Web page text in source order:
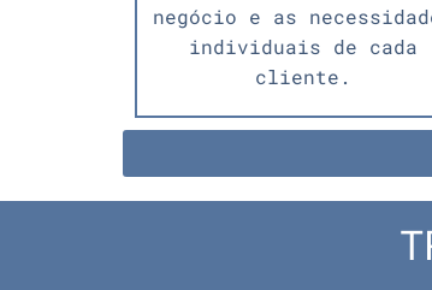
negócio e as
individuais de cada
cliente.